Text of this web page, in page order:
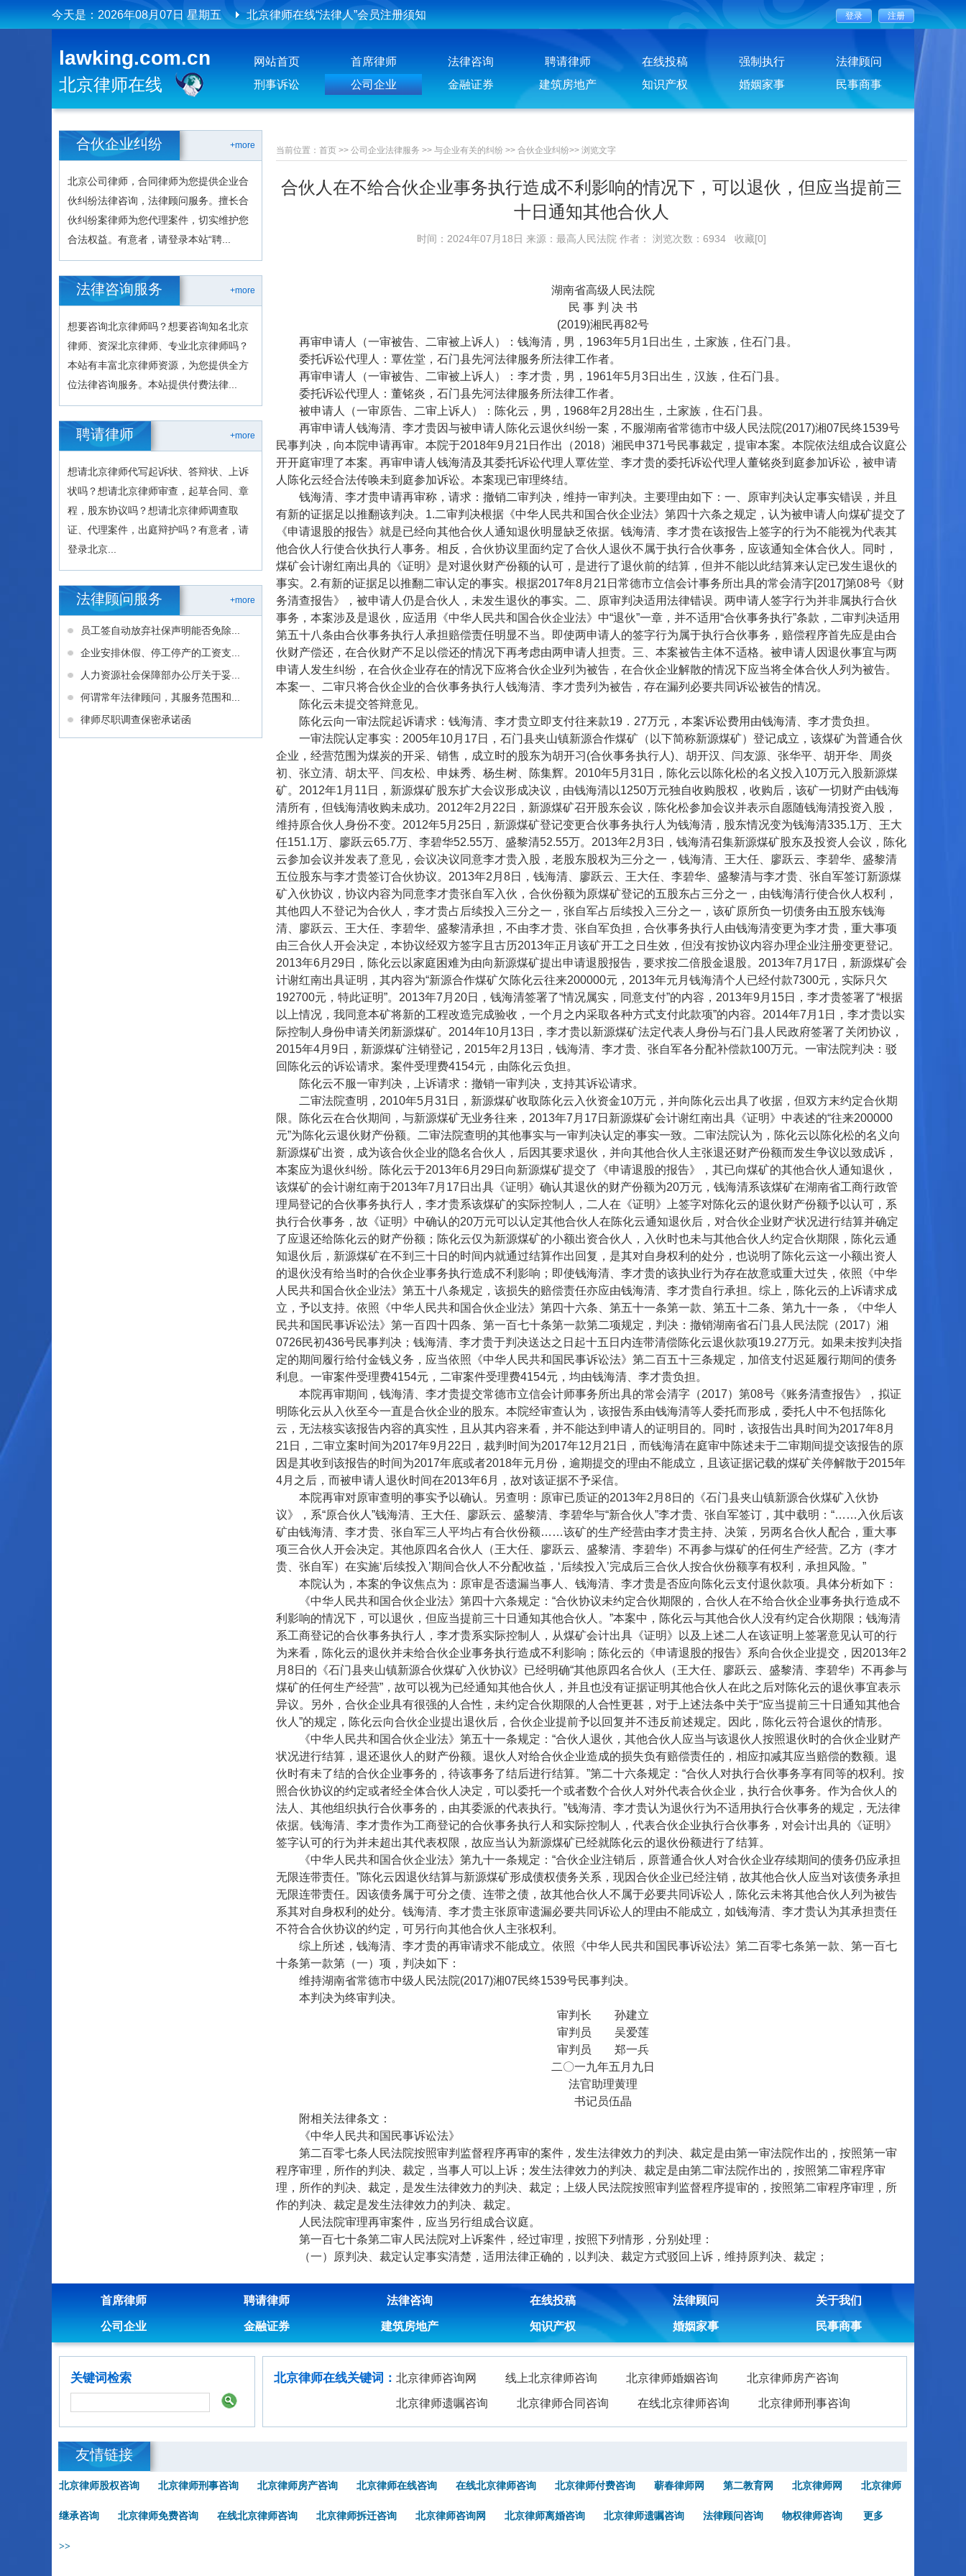
今天是： 2026年08月07日 星期五 北京律师在线投稿须知
lawking.com.cn
北京律师在线
网站首页 首席律师 法律咨询 聘请律师 在线投稿 强制执行
法律顾问
刑事诉讼
公司企业 金融证券 建筑房地产 知识产权 婚姻家事 民事商事
+more
合伙企业纠纷
北京公司律师，合同律师为您提供企业合
伙纠纷法律咨询，法律顾问服务。擅长合
伙纠纷案律师为您代理案件，切实维护您
合法权益。有意者，请登录本站“聘...
+more
法律咨询服务
想要咨询北京律师吗？想要咨询知名北京
律师、资深北京律师、专业北京律师吗？
本站有丰富北京律师资源，为您提供全方
位法律咨询服务。本站提供付费法律...
+more
聘请律师
想请北京律师代写起诉状、答辩状、上诉
状吗？想请北京律师审查，起草合同、章
程，股东协议吗？想请北京律师调查取
证、代理案件，出庭辩护吗？有意者，请
登录北京...
+more
法律顾问服务
员工签自动放弃社保声明能否免除...
企业安排休假、停工停产的工资支...
人力资源社会保障部办公厅关于妥...
何谓常年法律顾问，其服务范围和...
律师尽职调查保密承诺函
当前位置： 首页 >> 公司企业法律服务 >> 与企业有关的纠纷 >> 合伙企业纠纷>> 浏览文字
合伙人在不给合伙企业事务执行造成不利影响的情况下，可以退伙，但应当提前三
十日通知其他合伙人
时间：2024年07月18日 来源：最高人民法院 作者： 浏览次数：6934 收藏[0]
湖南省高级人民法院
民 事 判 决 书
(2019)湘民再82号
再审申请人（一审被告、二审被上诉人）：钱海清，男，1963年5月1日出生，土家族，住石门县。
委托诉讼代理人：覃佐堂，石门县先河法律服务所法律工作者。
再审申请人（一审被告、二审被上诉人）：李才贵，男，1961年5月3日出生，汉族，住石门县。
委托诉讼代理人：董铭炎，石门县先河法律服务所法律工作者。
被申请人（一审原告、二审上诉人）：陈化云，男，1968年2月28出生，土家族，住石门县。
再审申请人钱海清、李才贵因与被申请人陈化云退伙纠纷一案，不服湖南省常德市中级人民法院(2017)湘07民终1539号
民事判决，向本院申请再审。本院于2018年9月21日作出（2018）湘民申371号民事裁定，提审本案。本院依法组成合议庭公
开开庭审理了本案。再审申请人钱海清及其委托诉讼代理人覃佐堂、李才贵的委托诉讼代理人董铭炎到庭参加诉讼，被申请
人陈化云经合法传唤未到庭参加诉讼。本案现已审理终结。
钱海清、李才贵申请再审称，请求：撤销二审判决，维持一审判决。主要理由如下：一、原审判决认定事实错误，并且
有新的证据足以推翻该判决。1.二审判决根据《中华人民共和国合伙企业法》第四十六条之规定，认为被申请人向煤矿提交了
《申请退股的报告》就是已经向其他合伙人通知退伙明显缺乏依据。钱海清、李才贵在该报告上签字的行为不能视为代表其
他合伙人行使合伙执行人事务。相反，合伙协议里面约定了合伙人退伙不属于执行合伙事务，应该通知全体合伙人。同时，
煤矿会计谢红南出具的《证明》是对退伙财产份额的认可，是进行了退伙前的结算，但并不能以此结算来认定已发生退伙的
事实。2.有新的证据足以推翻二审认定的事实。根据2017年8月21日常德市立信会计事务所出具的常会清字[2017]第08号《财
务清查报告》，被申请人仍是合伙人，未发生退伙的事实。二、原审判决适用法律错误。两申请人签字行为并非属执行合伙
事务，本案涉及是退伙，应适用《中华人民共和国合伙企业法》中“退伙”一章，并不适用“合伙事务执行”条款，二审判决适用
第五十八条由合伙事务执行人承担赔偿责任明显不当。即使两申请人的签字行为属于执行合伙事务，赔偿程序首先应是由合
伙财产偿还，在合伙财产不足以偿还的情况下再考虑由两申请人担责。三、本案被告主体不适格。被申请人因退伙事宜与两
申请人发生纠纷，在合伙企业存在的情况下应将合伙企业列为被告，在合伙企业解散的情况下应当将全体合伙人列为被告。
本案一、二审只将合伙企业的合伙事务执行人钱海清、李才贵列为被告，存在漏列必要共同诉讼被告的情况。
陈化云未提交答辩意见。
陈化云向一审法院起诉请求：钱海清、李才贵立即支付往来款19．27万元，本案诉讼费用由钱海清、李才贵负担。
一审法院认定事实：2005年10月17日，石门县夹山镇新源合作煤矿（以下简称新源煤矿）登记成立，该煤矿为普通合伙
企业，经营范围为煤炭的开采、销售，成立时的股东为胡开习(合伙事务执行人)、胡开汉、闫友源、张华平、胡开华、周炎
初、张立清、胡太平、闫友松、申妹秀、杨生树、陈集辉。2010年5月31日，陈化云以陈化松的名义投入10万元入股新源煤
矿。2012年1月11日，新源煤矿股东扩大会议形成决议，由钱海清以1250万元独自收购股权，收购后，该矿一切财产由钱海
清所有，但钱海清收购未成功。2012年2月22日，新源煤矿召开股东会议，陈化松参加会议并表示自愿随钱海清投资入股，
维持原合伙人身份不变。2012年5月25日，新源煤矿登记变更合伙事务执行人为钱海清，股东情况变为钱海清335.1万、王大
任151.1万、廖跃云65.7万、李碧华52.55万、盛黎清52.55万。2013年2月3日，钱海清召集新源煤矿股东及投资人会议，陈化
云参加会议并发表了意见，会议决议同意李才贵入股，老股东股权为三分之一，钱海清、王大任、廖跃云、李碧华、盛黎清
五位股东与李才贵签订合伙协议。2013年2月8日，钱海清、廖跃云、王大任、李碧华、盛黎清与李才贵、张自军签订新源煤
矿入伙协议，协议内容为同意李才贵张自军入伙，合伙份额为原煤矿登记的五股东占三分之一，由钱海清行使合伙人权利，
其他四人不登记为合伙人，李才贵占后续投入三分之一，张自军占后续投入三分之一，该矿原所负一切债务由五股东钱海
清、廖跃云、王大任、李碧华、盛黎清承担，不由李才贵、张自军负担，合伙事务执行人由钱海清变更为李才贵，重大事项
由三合伙人开会决定，本协议经双方签字且古历2013年正月该矿开工之日生效，但没有按协议内容办理企业注册变更登记。
2013年6月29日，陈化云以家庭困难为由向新源煤矿提出申请退股报告，要求按二倍股金退股。2013年7月17日，新源煤矿会
计谢红南出具证明，其内容为“新源合作煤矿欠陈化云往来200000元，2013年元月钱海清个人已经付款7300元，实际只欠
192700元，特此证明”。2013年7月20日，钱海清签署了“情况属实，同意支付”的内容，2013年9月15日，李才贵签署了“根据
以上情况，我同意本矿将新的工程改造完成验收，一个月之内采取各种方式支付此款项”的内容。2014年7月1日，李才贵以实
际控制人身份申请关闭新源煤矿。2014年10月13日，李才贵以新源煤矿法定代表人身份与石门县人民政府签署了关闭协议，
2015年4月9日，新源煤矿注销登记，2015年2月13日，钱海清、李才贵、张自军各分配补偿款100万元。一审法院判决：驳
回陈化云的诉讼请求。案件受理费4154元，由陈化云负担。
陈化云不服一审判决，上诉请求：撤销一审判决，支持其诉讼请求。
二审法院查明，2010年5月31日，新源煤矿收取陈化云入伙资金10万元，并向陈化云出具了收据，但双方末约定合伙期
限。陈化云在合伙期间，与新源煤矿无业务往来，2013年7月17日新源煤矿会计谢红南出具《证明》中表述的“往来200000
元”为陈化云退伙财产份额。二审法院查明的其他事实与一审判决认定的事实一致。二审法院认为，陈化云以陈化松的名义向
新源煤矿出资，成为该合伙企业的隐名合伙人，后因其要求退伙，并向其他合伙人主张退还财产份额而发生争议以致成诉，
本案应为退伙纠纷。陈化云于2013年6月29日向新源煤矿提交了《申请退股的报告》，其已向煤矿的其他合伙人通知退伙，
该煤矿的会计谢红南于2013年7月17日出具《证明》确认其退伙的财产份额为20万元，钱海清系该煤矿在湖南省工商行政管
理局登记的合伙事务执行人，李才贵系该煤矿的实际控制人，二人在《证明》上签字对陈化云的退伙财产份额予以认可，系
执行合伙事务，故《证明》中确认的20万元可以认定其他合伙人在陈化云通知退伙后，对合伙企业财产状况进行结算并确定
了应退还给陈化云的财产份额；陈化云仅为新源煤矿的小额出资合伙人，入伙时也未与其他合伙人约定合伙期限，陈化云通
知退伙后，新源煤矿在不到三十日的时间内就通过结算作出回复，是其对自身权利的处分，也说明了陈化云这一小额出资人
的退伙没有给当时的合伙企业事务执行造成不利影响；即使钱海清、李才贵的该执业行为存在故意或重大过失，依照《中华
人民共和国合伙企业法》第五十八条规定，该损失的赔偿责任亦应由钱海清、李才贵自行承担。综上，陈化云的上诉请求成
立，予以支持。依照《中华人民共和国合伙企业法》第四十六条、第五十一条第一款、第五十二条、第九十一条，《中华人
民共和国民事诉讼法》第一百四十四条、第一百七十条第一款第二项规定，判决：撤销湖南省石门县人民法院（2017）湘
0726民初436号民事判决；钱海清、李才贵于判决送达之日起十五日内连带清偿陈化云退伙款项19.27万元。如果未按判决指
定的期间履行给付金钱义务，应当依照《中华人民共和国民事诉讼法》第二百五十三条规定，加倍支付迟延履行期间的债务
利息。一审案件受理费4154元，二审案件受理费4154元，均由钱海清、李才贵负担。
本院再审期间，钱海清、李才贵提交常德市立信会计师事务所出具的常会清字（2017）第08号《账务清查报告》，拟证
明陈化云从入伙至今一直是合伙企业的股东。本院经审查认为，该报告系由钱海清等人委托而形成，委托人中不包括陈化
云，无法核实该报告内容的真实性，且从其内容来看，并不能达到申请人的证明目的。同时，该报告出具时间为2017年8月
21日，二审立案时间为2017年9月22日，裁判时间为2017年12月21日，而钱海清在庭审中陈述未于二审期间提交该报告的原
因是其收到该报告的时间为2017年底或者2018年元月份，逾期提交的理由不能成立，且该证据记载的煤矿关停解散于2015年
4月之后，而被申请人退伙时间在2013年6月，故对该证据不予采信。
本院再审对原审查明的事实予以确认。另查明：原审已质证的2013年2月8日的《石门县夹山镇新源合伙煤矿入伙协
议》，系“原合伙人”钱海清、王大任、廖跃云、盛黎清、李碧华与“新合伙人”李才贵、张自军签订，其中载明：“……入伙后该
矿由钱海清、李才贵、张自军三人平均占有合伙份额……该矿的生产经营由李才贵主持、决策，另两名合伙人配合，重大事
项三合伙人开会决定。其他原四名合伙人（王大任、廖跃云、盛黎清、李碧华）不再参与煤矿的任何生产经营。乙方（李才
贵、张自军）在实施‘后续投入’期间合伙人不分配收益，‘后续投入’完成后三合伙人按合伙份额享有权利，承担风险。”
本院认为，本案的争议焦点为：原审是否遗漏当事人、钱海清、李才贵是否应向陈化云支付退伙款项。具体分析如下：
《中华人民共和国合伙企业法》第四十六条规定：“合伙协议未约定合伙期限的，合伙人在不给合伙企业事务执行造成不
利影响的情况下，可以退伙，但应当提前三十日通知其他合伙人。”本案中，陈化云与其他合伙人没有约定合伙期限；钱海清
系工商登记的合伙事务执行人，李才贵系实际控制人，从煤矿会计出具《证明》以及上述二人在该证明上签署意见认可的行
为来看，陈化云的退伙并未给合伙企业事务执行造成不利影响；陈化云的《申请退股的报告》系向合伙企业提交，因2013年2
月8日的《石门县夹山镇新源合伙煤矿入伙协议》已经明确“其他原四名合伙人（王大任、廖跃云、盛黎清、李碧华）不再参与
煤矿的任何生产经营”，故可以视为已经通知其他合伙人，并且也没有证据证明其他合伙人在此之后对陈化云的退伙事宜表示
异议。另外，合伙企业具有很强的人合性，未约定合伙期限的人合性更甚，对于上述法条中关于“应当提前三十日通知其他合
伙人”的规定，陈化云向合伙企业提出退伙后，合伙企业提前予以回复并不违反前述规定。因此，陈化云符合退伙的情形。
《中华人民共和国合伙企业法》第五十一条规定：“合伙人退伙，其他合伙人应当与该退伙人按照退伙时的合伙企业财产
状况进行结算，退还退伙人的财产份额。退伙人对给合伙企业造成的损失负有赔偿责任的，相应扣减其应当赔偿的数额。退
伙时有未了结的合伙企业事务的，待该事务了结后进行结算。”第二十六条规定：“合伙人对执行合伙事务享有同等的权利。按
照合伙协议的约定或者经全体合伙人决定，可以委托一个或者数个合伙人对外代表合伙企业，执行合伙事务。作为合伙人的
法人、其他组织执行合伙事务的，由其委派的代表执行。”钱海清、李才贵认为退伙行为不适用执行合伙事务的规定，无法律
依据。钱海清、李才贵作为工商登记的合伙事务执行人和实际控制人，代表合伙企业执行合伙事务，对会计出具的《证明》
签字认可的行为并未超出其代表权限，故应当认为新源煤矿已经就陈化云的退伙份额进行了结算。
《中华人民共和国合伙企业法》第九十一条规定：“合伙企业注销后，原普通合伙人对合伙企业存续期间的债务仍应承担
无限连带责任。”陈化云因退伙结算与新源煤矿形成债权债务关系，现因合伙企业已经注销，故其他合伙人应当对该债务承担
无限连带责任。因该债务属于可分之债、连带之债，故其他合伙人不属于必要共同诉讼人，陈化云未将其他合伙人列为被告
系其对自身权利的处分。钱海清、李才贵主张原审遗漏必要共同诉讼人的理由不能成立，如钱海清、李才贵认为其承担责任
不符合合伙协议的约定，可另行向其他合伙人主张权利。
综上所述，钱海清、李才贵的再审请求不能成立。依照《中华人民共和国民事诉讼法》第二百零七条第一款、第一百七
十条第一款第（一）项，判决如下：
维持湖南省常德市中级人民法院(2017)湘07民终1539号民事判决。
本判决为终审判决。
审判长 孙建立
审判员 吴爱莲
审判员 郑一兵
二〇一九年五月九日
法官助理黄理
书记员伍晶
附相关法律条文：
《中华人民共和国民事诉讼法》
第二百零七条人民法院按照审判监督程序再审的案件，发生法律效力的判决、裁定是由第一审法院作出的，按照第一审
程序审理，所作的判决、裁定，当事人可以上诉；发生法律效力的判决、裁定是由第二审法院作出的，按照第二审程序审
理，所作的判决、裁定，是发生法律效力的判决、裁定；上级人民法院按照审判监督程序提审的，按照第二审程序审理，所
作的判决、裁定是发生法律效力的判决、裁定。
人民法院审理再审案件，应当另行组成合议庭。
第一百七十条第二审人民法院对上诉案件，经过审理，按照下列情形，分别处理：
（一）原判决、裁定认定事实清楚，适用法律正确的，以判决、裁定方式驳回上诉，维持原判决、裁定；
首席律师 聘请律师 法律咨询 在线投稿 法律顾问 关于我们
公司企业 金融证券 建筑房地产 知识产权 婚姻家事 民事商事
关键词检索 北京律师在线关键词： 北京律师咨询网 线上北京律师咨询 北京律师婚姻咨询 北京律师房产咨询
北京律师遗嘱咨询 北京律师合同咨询 在线北京律师咨询 北京律师刑事咨询
友情链接
北京律师股权咨询 北京律师刑事咨询 北京律师房产咨询 北京律师在线咨询 在线北京律师咨询 北京律师付费咨询 蕲春律师网 第二教育网 北京律师网 北京律师
继承咨询 北京律师免费咨询 在线北京律师咨询 北京律师拆迁咨询 北京律师咨询网 北京律师离婚咨询 北京律师遗嘱咨询 法律顾问咨询 物权律师咨询 更多
>>